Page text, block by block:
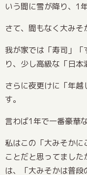
いう間に雪が降り、1
さて、間もなく大みそ
我が家では「寿司」「
り、少し高級な「日本
さらに夜更けに「年
す。
言わば1年で一番豪華
私はこの「大みそか
ことだと思ってまし
は、「大みそかは普